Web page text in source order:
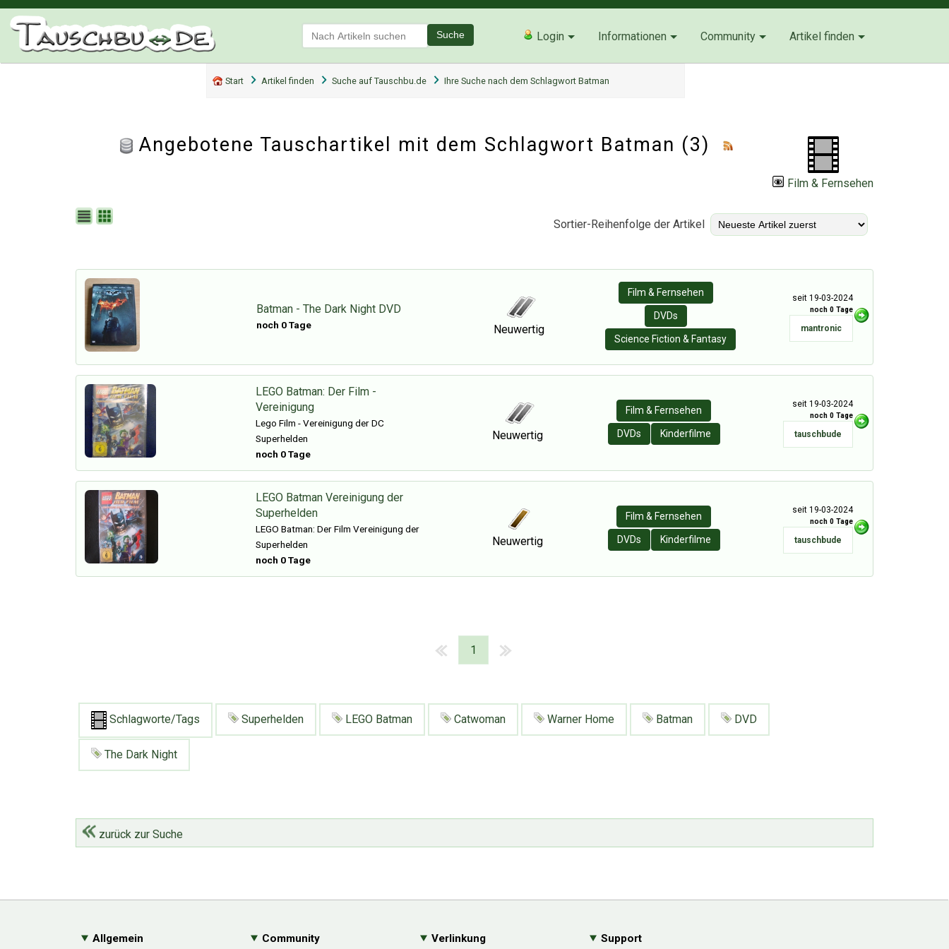
Suche Login Informationen Community Artikel finden
Start Artikel finden Suche auf Tauschbu.de Ihre Suche nach dem Schlagwort Batman
Film & Fernsehen
Angebotene Tauschartikel mit dem Schlagwort Batman (3)
Sortier-Reihenfolge der Artikel
Batman - The Dark Night DVD
noch 0 Tage Neuwertig
Film & Fernsehen
DVDs
Science Fiction & Fantasy
seit 19-03-2024
noch 0 Tage
mantronic
LEGO Batman: Der Film -
Vereinigung
Lego Film - Vereinigung der DC
Superhelden
noch 0 Tage
Neuwertig
Film & Fernsehen
DVDs Kinderfilme
seit 19-03-2024
noch 0 Tage
tauschbude
LEGO Batman Vereinigung der
Superhelden
LEGO Batman: Der Film Vereinigung der
Superhelden
noch 0 Tage
Neuwertig
Film & Fernsehen
DVDs Kinderfilme
seit 19-03-2024
noch 0 Tage
tauschbude
1
Schlagworte/Tags Superhelden LEGO Batman Catwoman Warner Home Batman DVD
The Dark Night
zurück zur Suche
Allgemein Community Verlinkung Support